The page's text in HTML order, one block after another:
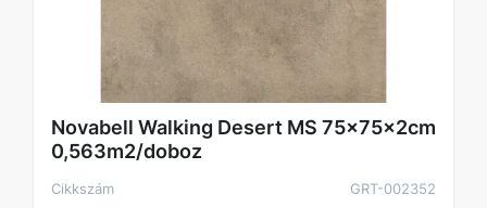
Novabell Walking Desert MS 75x75x2cm
0,563m2/doboz
Cikkszám
GRT-002352